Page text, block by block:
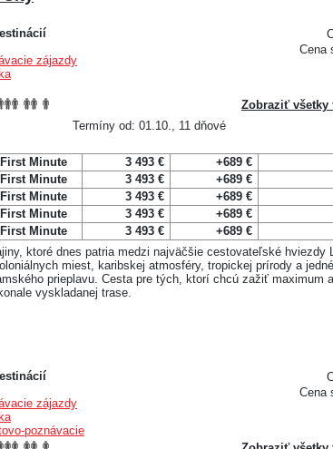
Cena
zájazdy
Zobraziť všetky
Termíny od: 01.10., 11 dňové
First Minute 3 493 € +689 €
First Minute 3 493 € +689 €
First Minute 3 493 € +689 €
First Minute 3 493 € +689 €
First Minute 3 493 € +689 €
ktoré dnes patria medzi najväčšie cestovateľské hviezdy
miest, karibskej atmosféry, tropickej prírody a
prieplavu. Cesta pre tých, ktorí chcú zažiť maximum
vyskladanej trase.
Cena
zájazdy
poznávacie